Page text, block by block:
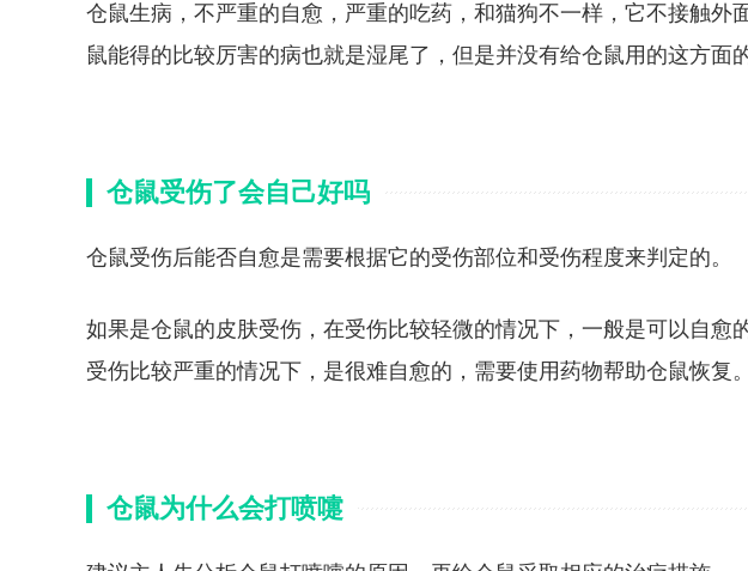
仓鼠生病，不严重的自愈，严重的吃药，和猫狗不一样，它不接触外
鼠能得的比较厉害的病也就是湿尾了，但是并没有给仓鼠用的这方面
仓鼠受伤了会自己好吗
仓鼠受伤后能否自愈是需要根据它的受伤部位和受伤程度来判定的。
如果是仓鼠的皮肤受伤，在受伤比较轻微的情况下，一般是可以自愈
受伤比较严重的情况下，是很难自愈的，需要使用药物帮助仓鼠恢复。
仓鼠为什么会打喷嚏